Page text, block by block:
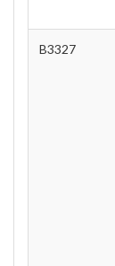
B3327